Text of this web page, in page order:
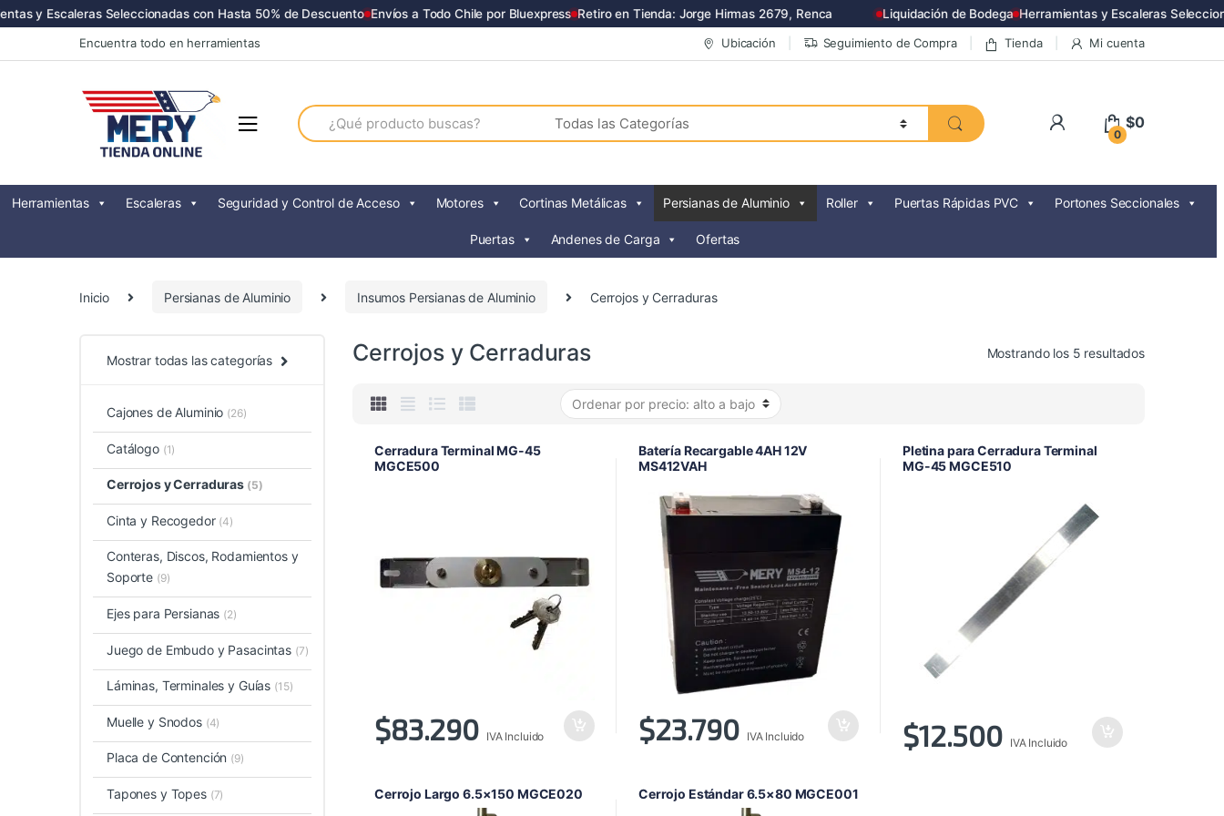
y Escaleras Seleccionadas con Hasta 50% de Descuento Envíos a Todo Chile por Bluexpress Retiro en Tienda: Jorge Hirmas 2679, Renca Liquidación de Bodega Herramientas y Escaleras
to
to
Encuentra todo en herramientas Ubicación Seguimiento de Compra Tienda Mi cuenta
Search
for:
0
$0
Herramientas Escaleras Seguridad y Control de Acceso Motores Cortinas Metálicas Persianas de Aluminio Roller Puertas Rápidas PVC Portones Seccionales
Puertas Andenes de Carga Ofertas
Inicio Persianas de Aluminio Insumos Persianas de Aluminio Cerrojos y Cerraduras
Cerrojos y Cerraduras Mostrando los 5 resultadosOrdenado
Cerradura Terminal MG-45
MGCE500
$83.290 IVA Incluido
Batería Recargable 4AH 12V
MS412VAH
$23.790 IVA Incluido
Pletina para Cerradura Terminal
MG-45 MGCE510
$12.500 IVA Incluido
Cerrojo Largo 6.5×150 MGCE020 Cerrojo Estándar 6.5×80 MGCE001
Mostrar todas las categorías
Cajones de Aluminio (26)
Catálogo (1)
Cerrojos y Cerraduras (5)
Cinta y Recogedor (4)
Conteras, Discos, Rodamientos y
Soporte (9)
Ejes para Persianas (2)
Juego de Embudo y Pasacintas (7)
Láminas, Terminales y Guías (15)
Muelle y Snodos (4)
Placa de Contención (9)
Tapones y Topes (7)